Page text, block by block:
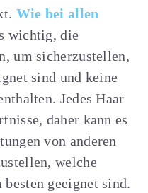
Wie bei allen
wichtig, die
um sicherzustellen,
sind und keine
Jedes Haar
daher kann es
von anderen
welche
geeignet sind.